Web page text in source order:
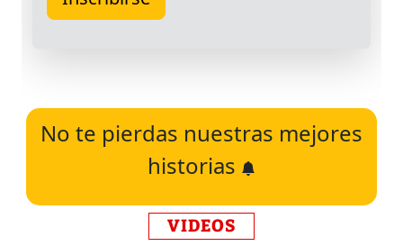
No te pierdas nuestras mejores
historias
VIDEOS